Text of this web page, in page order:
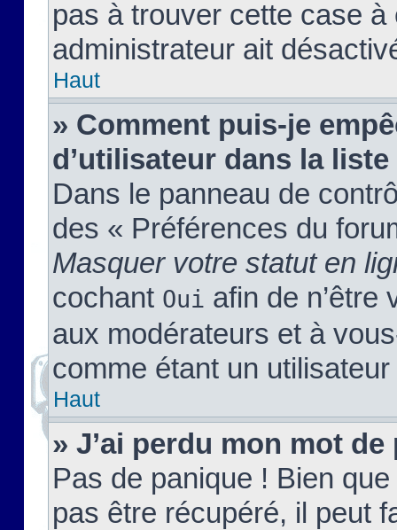
pas à trouver cette case à
administrateur ait
Haut
» Comment puis-je
d’utilisateur dans la
Dans le panneau de
des « Préférences du
Masquer votre statut en
cochant Oui afin de n’être
aux modérateurs et à
comme étant un
Haut
» J’ai perdu mon mot de
Pas de panique ! Bien
pas être récupéré, il peut